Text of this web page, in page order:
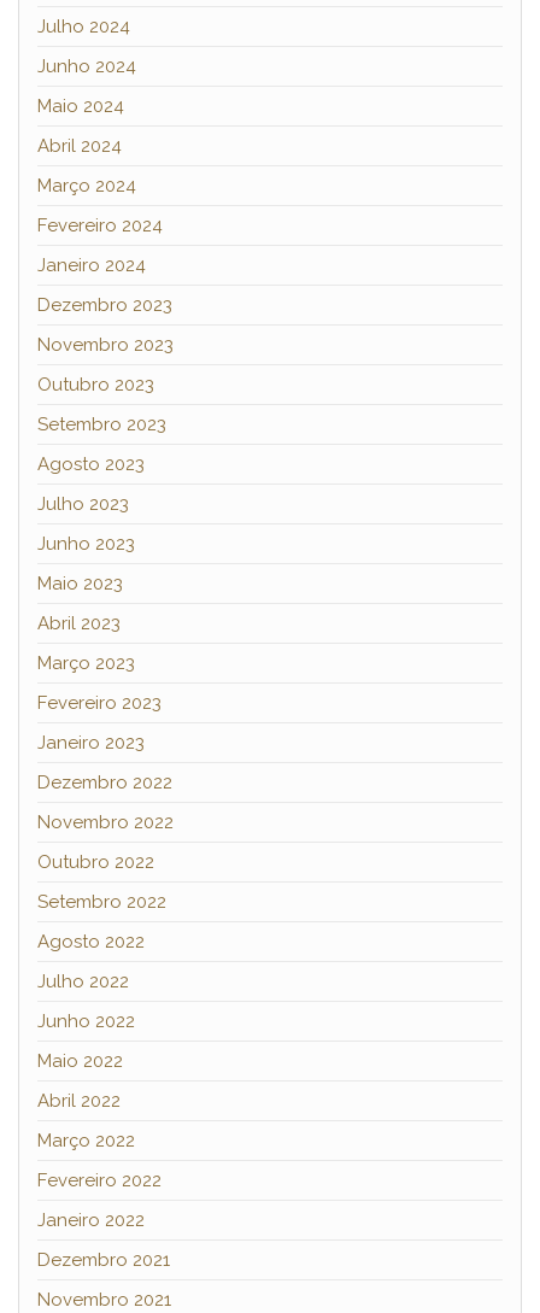
Julho 2024
Junho 2024
Maio 2024
Abril 2024
Março 2024
Fevereiro 2024
Janeiro 2024
Dezembro 2023
Novembro 2023
Outubro 2023
Setembro 2023
Agosto 2023
Julho 2023
Junho 2023
Maio 2023
Abril 2023
Março 2023
Fevereiro 2023
Janeiro 2023
Dezembro 2022
Novembro 2022
Outubro 2022
Setembro 2022
Agosto 2022
Julho 2022
Junho 2022
Maio 2022
Abril 2022
Março 2022
Fevereiro 2022
Janeiro 2022
Dezembro 2021
Novembro 2021